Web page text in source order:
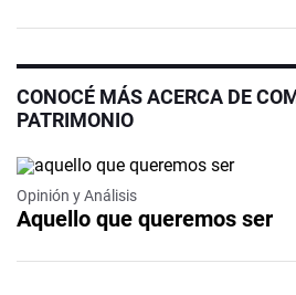
CONOCÉ MÁS ACERCA DE
PATRIMONIO
Opinión y Análisis
Aquello que queremos ser